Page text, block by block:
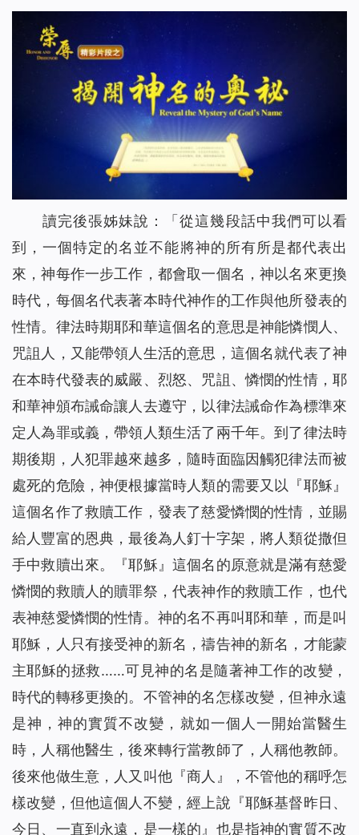
讀完後張姊妹說：「從這幾段話中我們可以看
到，一個特定的名並不能將神的所有所是都代表出
來，神每作一步工作，都會取一個名，神以名來更換
時代，每個名代表著本時代神作的工作與他所發表的
性情。律法時期耶和華這個名的意思是神能憐憫人、
咒詛人，又能帶領人生活的意思，這個名就代表了神
在本時代發表的威嚴、烈怒、咒詛、憐憫的性情，耶
和華神頒布誡命讓人去遵守，以律法誡命作為標準來
定人為罪或義，帶領人類生活了兩千年。到了律法時
期後期，人犯罪越來越多，隨時面臨因觸犯律法而被
處死的危險，神便根據當時人類的需要又以『耶穌』
這個名作了救贖工作，發表了慈愛憐憫的性情，並賜
給人豐富的恩典，最後為人釘十字架，將人類從撒但
手中救贖出來。『耶穌』這個名的原意就是滿有慈愛
憐憫的救贖人的贖罪祭，代表神作的救贖工作，也代
表神慈愛憐憫的性情。神的名不再叫耶和華，而是叫
耶穌，人只有接受神的新名，禱告神的新名，才能蒙
主耶穌的拯救……可見神的名是隨著神工作的改變，
時代的轉移更換的。不管神的名怎樣改變，但神永遠
是神，神的實質不改變，就如一個人一開始當醫生
時，人稱他醫生，後來轉行當教師了，人稱他教師。
後來他做生意，人又叫他『商人』，不管他的稱呼怎
樣改變，但他這個人不變，經上說『耶穌基督昨日、
今日、一直到永遠，是一樣的』也是指神的實質不改